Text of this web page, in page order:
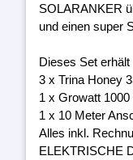
SOLARANKER
und einen super
Dieses Set erhält
3 x Trina Honey
1 x Growatt
1 x 10 Meter
Alles inkl.
ELEKTRISCHE